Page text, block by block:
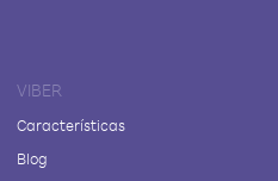
VIBER
Características
Blog